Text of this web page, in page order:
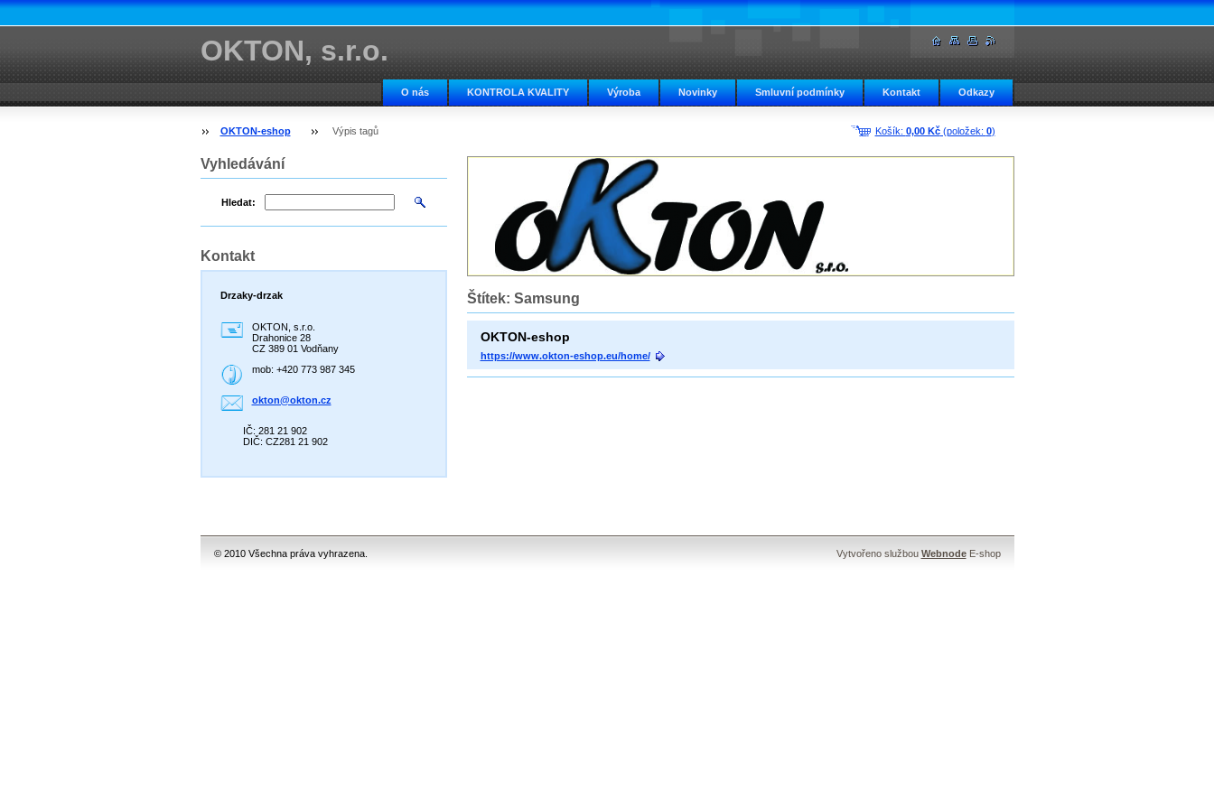
OKTON, s.r.o.
O nás KONTROLA KVALITY Výroba Novinky Smluvní podmínky Kontakt Odkazy
Košík: 0,00 Kč(položek: 0)
OKTON-eshop Výpis tagů
Štítek: Samsung
OKTON-eshop
https://www.okton-eshop.eu/home/
Vyhledávání
Hledat:
Kontakt
Drzaky-drzak
OKTON, s.r.o.
Drahonice 28
CZ 389 01 Vodňany
mob: +420 773 987 345
okton@okton.cz
IČ: 281 21 902
DIČ: CZ281 21 902
© 2010 Všechna práva vyhrazena. Vytvořeno službou WebnodeE-shop